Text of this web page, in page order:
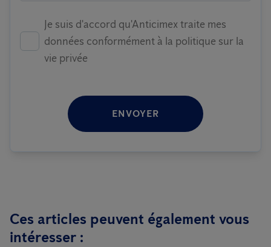
Je suis d'accord qu'Anticimex traite mes
données conformément à la politique sur la
vie privée
ENVOYER
Ces articles peuvent également vous
intéresser :